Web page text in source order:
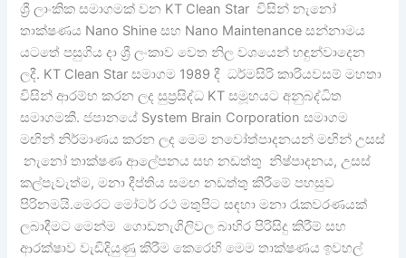
ශ්‍රී ලාංකික සමාගමක් වන KT Clean Star විසින් නැනෝ
තාක්ෂණය Nano Shine සහ Nano Maintenance සන්නාමය
යටතේ පසුගිය දා ශ්‍රී ලංකාව වෙත නිල වශයෙන් හඳුන්වාදෙන
ලදී. KT Clean Star සමාගම 1989 දී ධර්මසිරි කාරියවසම් මහතා
විසින් ආරම්භ කරන ලද සුප්‍රසිද්ධ KT සමූහයට අනුබද්ධිත
සමාගමකී. ජපානයේ System Brain Corporation සමාගම
මඟින් නිර්මාණය කරන ලද මෙම නවෝත්පාදනයන් මඟින් උසස්
නැනෝ තාක්ෂණ ආලේපනය සහ නඩත්තු නිෂ්පාදනය, උසස්
කල්පැවැත්ම, මනා දීප්තිය සමඟ නඩත්තු කිරීමේ පහසුව
පිරිනමයි.මෙරට මෝටර් රථ මතුපිට සඳහා මනා රැකවරණයක්
ලබාදීමට මෙන්ම ගොඩනැගිලිවල බාහිර පිරිසිදු කිරීම් සහ
ආරක්ෂාව වැඩිදියුණු කිරීම කෙරෙහි මෙම තාක්ෂණය ඉවහල්